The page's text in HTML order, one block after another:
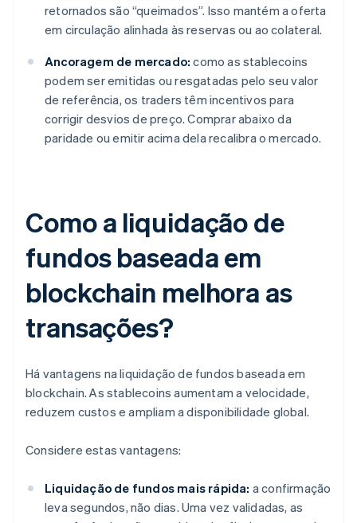
retornados são “queimados”. Isso mantém a oferta
em circulação alinhada às reservas ou ao colateral.
Ancoragem de mercado: como as stablecoins
podem ser emitidas ou resgatadas pelo seu valor
de referência, os traders têm incentivos para
corrigir desvios de preço. Comprar abaixo da
paridade ou emitir acima dela recalibra o mercado.
Como a liquidação de
fundos baseada em
blockchain melhora as
transações?
Há vantagens na liquidação de fundos baseada em
blockchain. As stablecoins aumentam a velocidade,
reduzem custos e ampliam a disponibilidade global.
Considere estas vantagens:
Liquidação de fundos mais rápida: a confirmação
leva segundos, não dias. Uma vez validadas, as